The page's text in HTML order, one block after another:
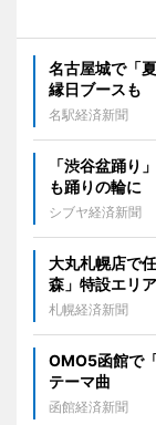
名古屋城で「
縁日ブースも
名駅経済新聞
「渋谷盆踊
も踊りの輪に
シブヤ経済新聞
大丸札幌店で
森」特設エリ
札幌経済新聞
OMO5函館で
テーマ曲
函館経済新聞